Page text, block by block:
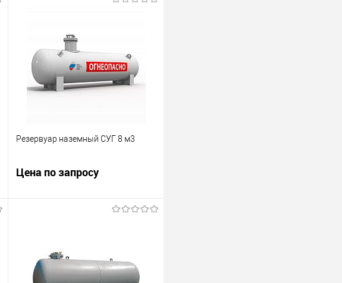
Резервуар наземный СУГ 8 м3
Цена по запросу
Запросить цену